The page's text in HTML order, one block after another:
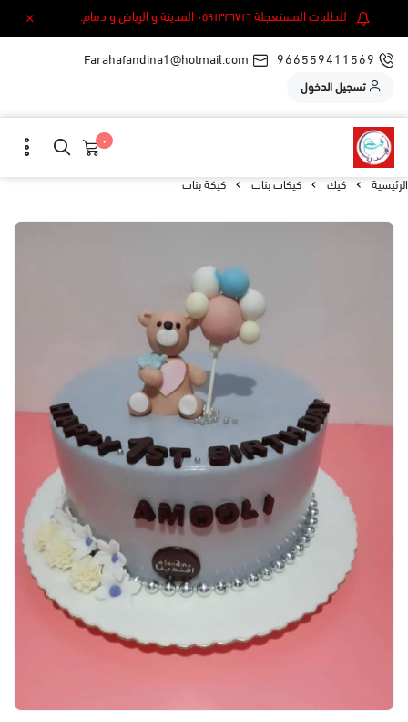
للطلبات المستعجلة ٠٥٩١٣٢٦٧١٦ المدينة و الرياض و دمام.
966559411569
Farahafandina1@hotmail.com
تسجيل الدخول
٠
الرئيسية كيك كيكات بنات كيكة بنات